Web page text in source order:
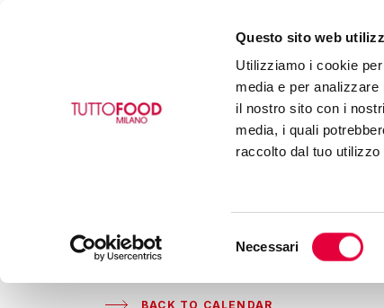
Questo sito web
Utilizziamo i cookie
media e per
il nostro sito con i
media, i quali
raccolto dal tuo
Necessari
BACK TO CALENDAR